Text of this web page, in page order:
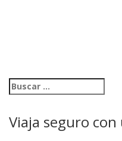
Viaja seguro